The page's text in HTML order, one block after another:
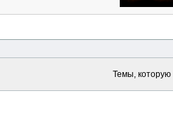
Темы, которую